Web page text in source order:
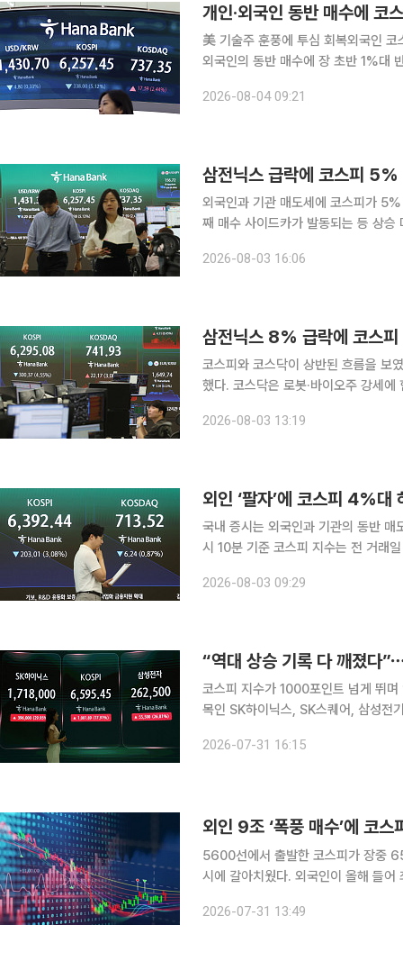
개인·외국인 동반 매수에
美 기술주 훈풍에 투심 회복외국인 코스피 1.6
외국인의 동반 매수에 장 초반 1%대
를 보이고 있다. 이날 오전 9
2026-08-04 09:21
삼전닉스 급락에 코스피
외국인과 기관 매도세에 코스피가
째 매수 사이드카가 발동되는 등 상승 마감해 양
일인 지난달 31일
2026-08-03 16:06
삼전닉스 8% 급락에 코스
코스피와 코스닥이 상반된 흐름을 보
했다. 코스닥은 로봇·바이오주 강세에
2026-08-03 13:19
외인 ‘팔자’에 코스피 4%
국내 증시는 외국인과 기관의 동반 매도세에 밀려 하락
시 10분 기준 코스피 지수는 전 거
운데 외국인이 1조1229억원, 기관이
2026-08-03 09:29
“역대 상승 기록 다 깨졌다
코스피 지수가 1000포인트 넘게 뛰
목인 SK하이닉스, SK스퀘어, 삼성전
수는 전 거래일 대비 1001.89포인트
2026-07-31 16:15
외인 9조 ‘폭풍 매수’에 코
5600선에서 출발한 코스피가 장중
시에 갈아치웠다. 외국인이 올해 들
2026-07-31 13:49